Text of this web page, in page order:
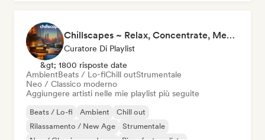
Chillscapes ~ Relax, Concentrate, Meditate, Sleep, Dream
Curatore Di Playlist
&gt; 1800 risposte date
AmbientBeats / Lo-fiChill outStrumentale
Neo / Classico moderno
Aggiungere artisti nelle mie playlist più seguite
Beats / Lo-fi Ambient
Chill out
Rilassamento / New Age
Strumentale